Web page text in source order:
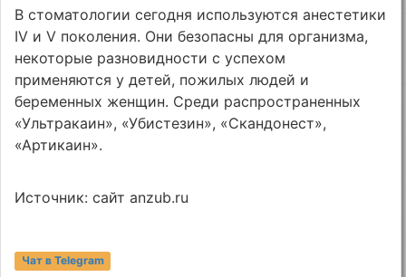
В стоматологии сегодня используются анестетики
IV и V поколения. Они безопасны для организма,
некоторые разновидности с успехом
применяются у детей, пожилых людей и
беременных женщин. Среди распространенных
«Ультракаин», «Убистезин», «Скандонест»,
«Артикаин».
Источник: сайт anzub.ru
Чат в Telegram